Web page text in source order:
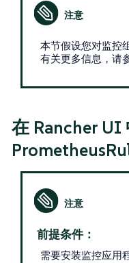
本节假设您对监控
有关更多信息，请
在 Rancher UI
前提条件：
需要安装监控应用